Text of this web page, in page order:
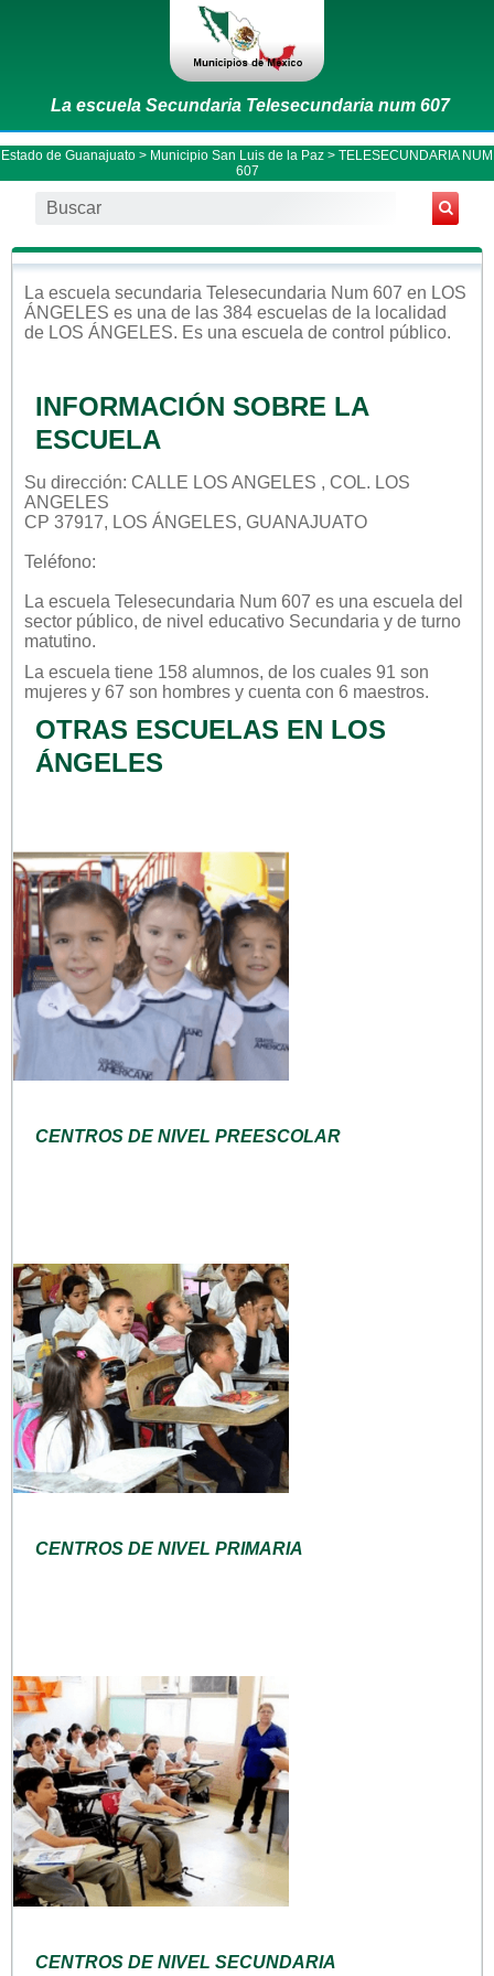
La escuela Secundaria Telesecundaria num 607
Estado de Guanajuato > Municipio San Luis de la Paz > TELESECUNDARIA NUM
607
La escuela secundaria Telesecundaria Num 607 en LOS
ÁNGELES es una de las 384 escuelas de la localidad
de LOS ÁNGELES. Es una escuela de control público.
INFORMACIÓN SOBRE LA
ESCUELA
Su dirección: CALLE LOS ANGELES , COL. LOS
ANGELES
CP 37917, LOS ÁNGELES, GUANAJUATO
Teléfono:
La escuela Telesecundaria Num 607 es una escuela del
sector público, de nivel educativo Secundaria y de turno
matutino.
La escuela tiene 158 alumnos, de los cuales 91 son
mujeres y 67 son hombres y cuenta con 6 maestros.
OTRAS ESCUELAS EN LOS
ÁNGELES
CENTROS DE NIVEL PREESCOLAR
CENTROS DE NIVEL PRIMARIA
CENTROS DE NIVEL SECUNDARIA